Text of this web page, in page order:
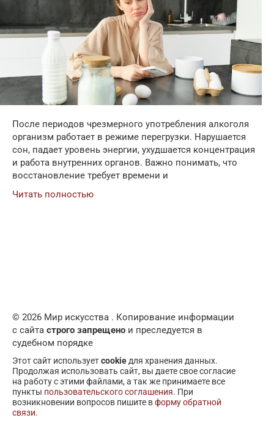
После периодов чрезмерного употребления алкоголя
организм работает в режиме перегрузки. Нарушается
сон, падает уровень энергии, ухудшается концентрация
и работа внутренних органов. Важно понимать, что
восстановление требует времени и
Читать полностью
© 2026 Мир искусства . Копирование информации
с сайта строго запрещено и преследуется в
судебном порядке
Этот сайт используетcookieдля хранения данных.
Продолжая использовать сайт, вы даете свое согласие
на работу с этими файлами, а так же принимаете все
пункты пользовательского соглашения. При
возникновении вопросов пишите вформу обратной
связи.